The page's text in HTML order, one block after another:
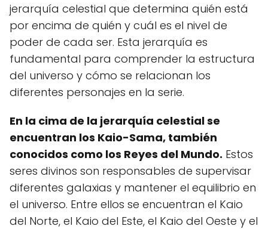
jerarquía celestial que determina quién está
por encima de quién y cuál es el nivel de
poder de cada ser. Esta jerarquía es
fundamental para comprender la estructura
del universo y cómo se relacionan los
diferentes personajes en la serie.
En la cima de la jerarquía celestial se
encuentran los Kaio-Sama, también
conocidos como los Reyes del Mundo. Estos
seres divinos son responsables de supervisar
diferentes galaxias y mantener el equilibrio en
el universo. Entre ellos se encuentran el Kaio
del Norte, el Kaio del Este, el Kaio del Oeste y el